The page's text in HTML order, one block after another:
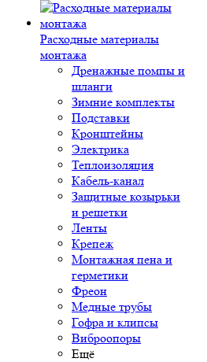
Расходные материалы
монтажа
Дренажные помпы и
шланги
Зимние комплекты
Подставки
Кронштейны
Электрика
Теплоизоляция
Кабель-канал
Защитные козырьки
и решетки
Ленты
Крепеж
Монтажная пена и
герметики
Фреон
Медные трубы
Гофра и клипсы
Виброопоры
Ещё